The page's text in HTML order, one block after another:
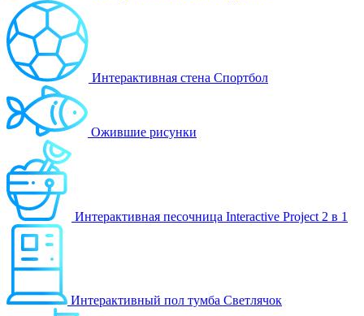
Интерактивная стена Спортбол
Ожившие рисунки
Интерактивная песочница Interactive Project 2 в 1
Интерактивный пол тумба Светлячок